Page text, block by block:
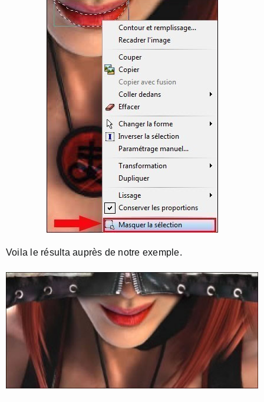
Voila le résulta auprès de notre exemple.